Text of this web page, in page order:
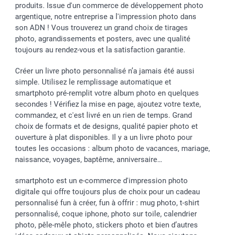
produits. Issue d'un commerce de développement photo
argentique, notre entreprise a l'impression photo dans
son ADN ! Vous trouverez un grand choix de tirages
photo, agrandissements et posters, avec une qualité
toujours au rendez-vous et la satisfaction garantie.
Créer un livre photo personnalisé n’a jamais été aussi
simple. Utilisez le remplissage automatique et
smartphoto pré-remplit votre album photo en quelques
secondes ! Vérifiez la mise en page, ajoutez votre texte,
commandez, et c'est livré en un rien de temps. Grand
choix de formats et de designs, qualité papier photo et
ouverture à plat disponibles. Il y a un livre photo pour
toutes les occasions : album photo de vacances, mariage,
naissance, voyages, baptême, anniversaire…
smartphoto est un e-commerce d'impression photo
digitale qui offre toujours plus de choix pour un cadeau
personnalisé fun à créer, fun à offrir : mug photo, t-shirt
personnalisé, coque iphone, photo sur toile, calendrier
photo, pêle-mêle photo, stickers photo et bien d’autres